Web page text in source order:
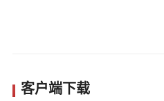
客户端下载